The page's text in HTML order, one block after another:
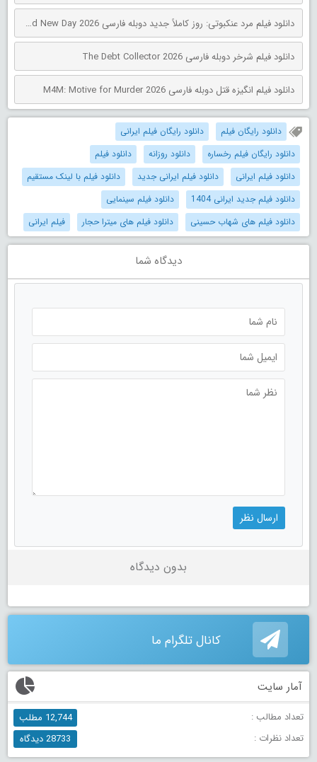
دانلود فیلم مرد عنکبوتی: روز کاملاً جدید دوبله فارسی Spider-Man: Brand New Day 2026
دانلود فیلم شرخر دوبله فارسی The Debt Collector 2026
دانلود فیلم انگیزه قتل دوبله فارسی M4M: Motive for Murder 2026
دانلود رایگان فیلم
دانلود رایگان فیلم ایرانی
دانلود رایگان فیلم رخساره
دانلود روزانه
دانلود فیلم
دانلود فیلم ایرانی
دانلود فیلم ایرانی جدید
دانلود فیلم با لینک مستقیم
دانلود فیلم جدید ایرانی 1404
دانلود فیلم سینمایی
دانلود فیلم های شهاب حسینی
دانلود فیلم های میترا حجار فیلم ایرانی
دیدگاه شما
بدون دیدگاه
کانال تلگرام ما
آمار سایت
تعداد مطالب :
12,744 مطلب
تعداد نظرات :
28733 دیدگاه